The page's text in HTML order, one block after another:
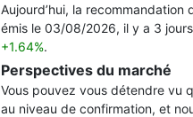
Aujourd’hui, la
émis le 03/08/2026, il y a 3
+1.64%.
Perspectives du marché
Vous pouvez vous détendre vu
au niveau de confirmation, et